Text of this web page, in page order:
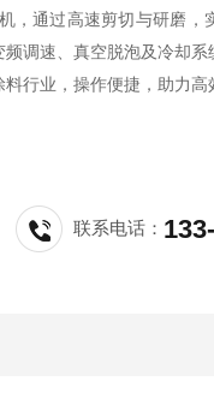
，通过高速剪切与研磨，
调速、真空脱泡及冷却
行业，操作便捷，助力高
联系电话：